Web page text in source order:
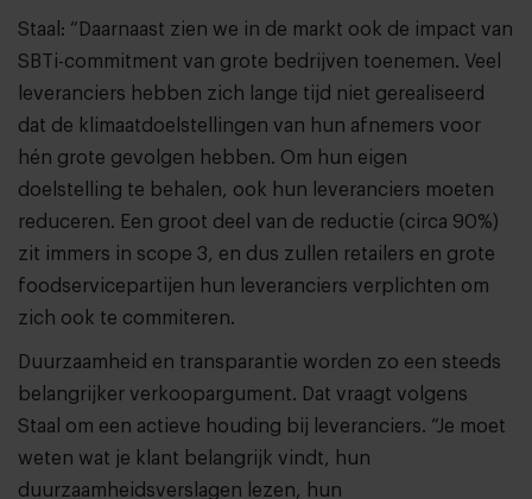
Staal: “Daarnaast zien we in de markt ook de impact van
SBTi-commitment van grote bedrijven toenemen. Veel
leveranciers hebben zich lange tijd niet gerealiseerd
dat de klimaatdoelstellingen van hun afnemers voor
hén grote gevolgen hebben. Om hun eigen
doelstelling te behalen, ook hun leveranciers moeten
reduceren. Een groot deel van de reductie (circa 90%)
zit immers in scope 3, en dus zullen retailers en grote
foodservicepartijen hun leveranciers verplichten om
zich ook te commiteren.
Duurzaamheid en transparantie worden zo een steeds
belangrijker verkoopargument. Dat vraagt volgens
Staal om een actieve houding bij leveranciers. “Je moet
weten wat je klant belangrijk vindt, hun
duurzaamheidsverslagen lezen, hun